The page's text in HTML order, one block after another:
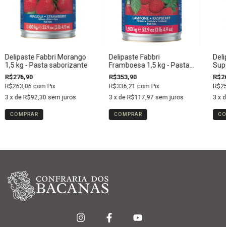
Delipaste Fabbri Morango
1,5 kg - Pasta saborizante
R$276,90
R$263,06 com Pix
3 x de R$92,30 sem juros
Delipaste Fabbri
Framboesa 1,5 kg - Pasta
saborizante
R$353,90
R$336,21 com Pix
3 x de R$117,97 sem juros
3 x